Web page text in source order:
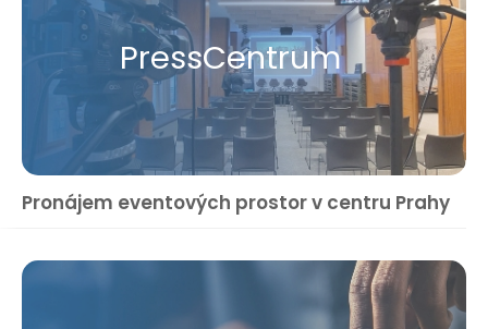
Press​Centrum
Pronájem eventových prostor v centru Prahy